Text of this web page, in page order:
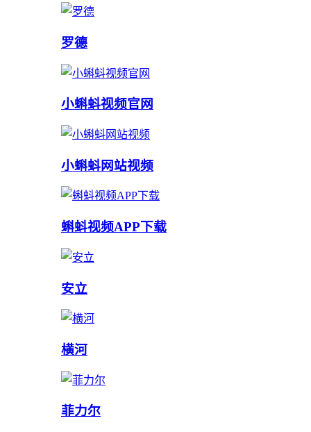
罗德
小蝌蚪视频官网
小蝌蚪网站视频
蝌蚪视频APP下载
安立
横河
菲力尔